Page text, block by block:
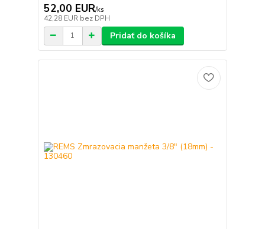
52,00 EUR/ks
42,28 EUR bez DPH
Pridať do košíka